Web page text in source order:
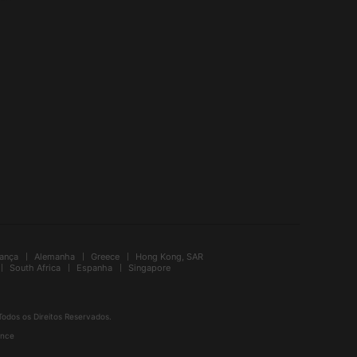
Alemanha Greece
Hong Kong, SAR
South Africa Espanha
Singapore
os Direitos Reservados.